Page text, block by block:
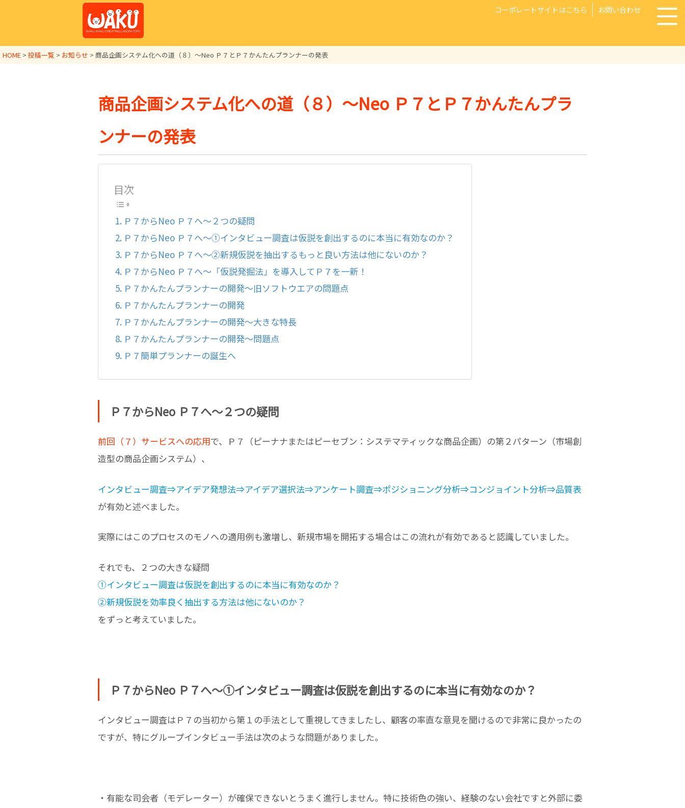
コーポレートサイトはこちら お問い合わせ
HOME > 投稿一覧 > お知らせ > 商品企画システム化への道（８）～Neo Ｐ７とＰ７かんたんプランナーの発表
商品企画システム化への道（８）～Neo Ｐ７とＰ７かんたんプラ
ンナーの発表
目次
Ｐ７からNeo Ｐ７へ～２つの疑問
Ｐ７からNeo Ｐ７へ～①インタビュー調査は仮説を創出するのに本当に有効なのか？
Ｐ７からNeo Ｐ７へ～②新規仮説を抽出するもっと良い方法は他にないのか？
Ｐ７からNeo Ｐ７へ～「仮説発掘法」を導入してＰ７を一新！
Ｐ７かんたんプランナーの開発～旧ソフトウエアの問題点
Ｐ７かんたんプランナーの開発
Ｐ７かんたんプランナーの開発～大きな特長
Ｐ７かんたんプランナーの開発～問題点
Ｐ７簡単プランナーの誕生へ
Ｐ７からNeo Ｐ７へ～２つの疑問
前回（７）サービスへの応用で、Ｐ７（ピーナナまたはピーセブン：システマティックな商品企画）の第２パターン（市場創
造型の商品企画システム）、
インタビュー調査⇒アイデア発想法⇒アイデア選択法⇒アンケート調査⇒ポジショニング分析⇒コンジョイント分析⇒品質表
が有効と述べました。
実際にはこのプロセスのモノへの適用例も激増し、新規市場を開拓する場合はこの流れが有効であると認識していました。
それでも、２つの大きな疑問
①インタビュー調査は仮説を創出するのに本当に有効なのか？
②新規仮説を効率良く抽出する方法は他にないのか？
をずっと考えていました。
Ｐ７からNeo Ｐ７へ～①インタビュー調査は仮説を創出するのに本当に有効なのか？
インタビュー調査はＰ７の当初から第１の手法として重視してきましたし、顧客の率直な意見を聞けるので非常に良かったの
ですが、特にグループインタビュー手法は次のような問題がありました。
・有能な司会者（モデレーター）が確保できないとうまく進行しません。特に技術色の強い、経験のない会社ですと外部に委